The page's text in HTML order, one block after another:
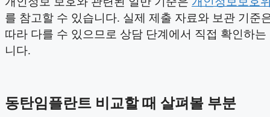
를 참고할 수 있습니다. 실제 제출 자료와 보관 기준
따라 다를 수 있으므로 상담 단계에서 직접 확인하는
니다.
동탄임플란트 비교할 때 살펴볼 부분